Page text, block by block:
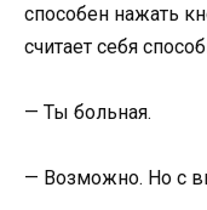
способен нажать
считает себя
— Ты больная.
— Возможно. Но с